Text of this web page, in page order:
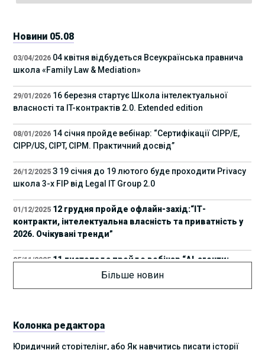
Новини 05.08
03/04/2026 04 квітня відбудеться Всеукраїнська правнича
школа «Family Law & Mediation»
29/01/2026 16 березня стартує Школа інтелектуальної
власності та IT-контрактів 2.0. Extended edition
08/01/2026 14 січня пройде вебінар: “Сертифікації СІРР/Е,
CIPP/US, CIPT, CIPM. Практичний досвід”
26/12/2025 З 19 січня до 19 лютого буде проходити Privacy
школа 3-х FIP від Legal IT Group 2.0
01/12/2025 12 грудня пройде офлайн-захід:“ІТ-
контракти, інтелектуальна власність та приватність у
2026. Очікувані тренди”
05/11/2025 11 листопада пройде вебінар “AI-агенти:
прайвесі, IP та комплаєнс ризики”
17 листопада стартує Школа юридичної
підтримки ШІ-проєктів від Legal IT Group
Більше новин
Колонка редактора
Юридичний сторітелінг, або Як навчитись писати історії